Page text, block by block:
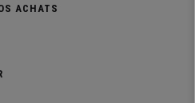
ACHATS